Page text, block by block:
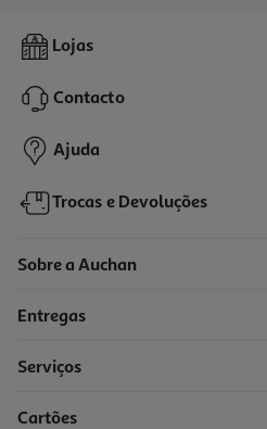
Lojas
Contacto
Ajuda
Trocas e Devoluções
Sobre a Auchan
Entregas
Serviços
Cartões